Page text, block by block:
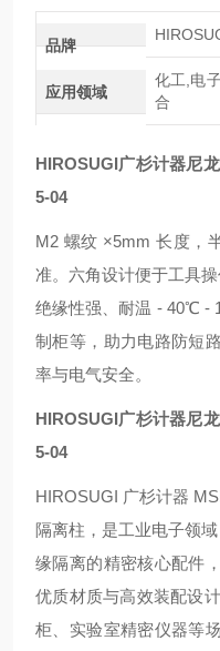
品牌
应用领域
化工,电
合
HIROSUGI广杉计器尼
5-04
M2 螺纹 ×5mm 长度，
准。六角设计便于工具
绝缘性强、耐温 - 40℃ -
制柜等，助力电路防短
率与电气安全。
HIROSUGI广杉计器尼
5-04
HIROSUGI 广杉计器
隔离柱，是工业电子领
缘隔离的精密核心配件
优质材质与高效装配设
柜、实验室精密仪器等